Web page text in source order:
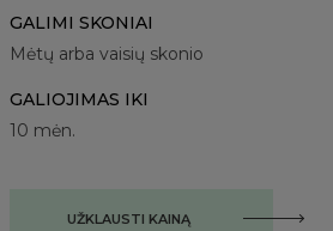
GALIMI SKONIAI
Mėtų arba vaisių skonio
GALIOJIMAS IKI
10 mėn.
UŽKLAUSTI KAINĄ